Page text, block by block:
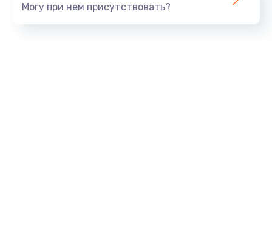
Могу при нем присутствовать?